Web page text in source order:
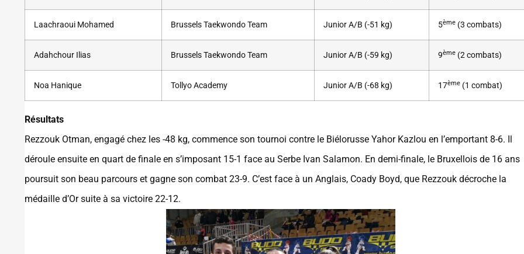
Laachraoui Mohamed Brussels Taekwondo Team Junior A/B (-51 kg) 5ème (3 combats)
Adahchour Ilias Brussels Taekwondo Team Junior A/B (-59 kg) 9ème (2 combats)
Noa Hanique Tollyo Academy Junior A/B (-68 kg) 17ème (1 combat)
Résultats
Rezzouk Otman, engagé chez les -48 kg, commence son tournoi contre le Biélorusse Yahor Kazlou en l’emportant 8-6. Il
déroule ensuite en quart de finale en s’imposant 15-1 face au Serbe Ivan Salamon. En demi-finale, le Bruxellois de 16 ans
poursuit son beau parcours et gagne son combat 23-9. C’est face à un Anglais, Coady Boyd, que Rezzouk décroche la
médaille d’Or suite à sa victoire 22-12.